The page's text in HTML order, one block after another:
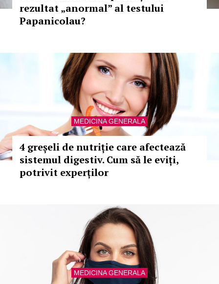
rezultat „anormal” al testului
Papanicolau?
MEDICINA GENERALA
4 greșeli de nutriție care afectează
sistemul digestiv. Cum să le eviți,
potrivit experților
MEDICINA GENERALA